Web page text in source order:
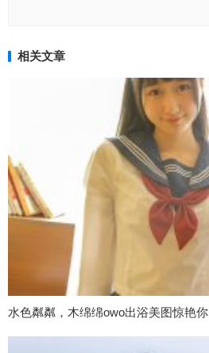
相关文章
水色粼粼，木绵绵owo出浴美图惊艳你